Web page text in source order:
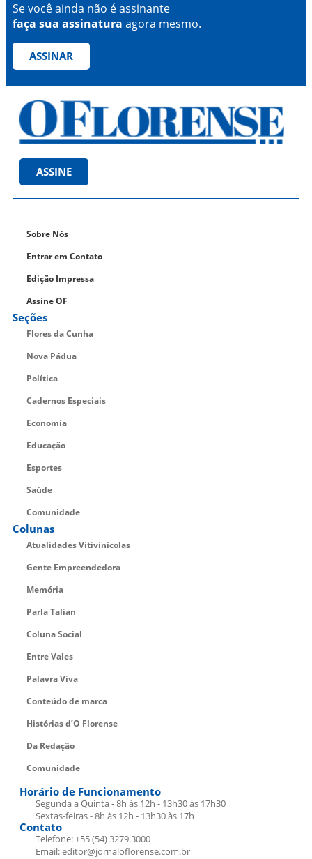
Se você ainda não é assinante
faça sua assinatura agora mesmo.
ASSINAR
ASSINE
Sobre Nós
Entrar em Contato
Edição Impressa
Assine OF
Seções
Flores da Cunha
Nova Pádua
Política
Cadernos Especiais
Economia
Educação
Esportes
Saúde
Comunidade
Colunas
Atualidades Vitivinícolas
Gente Empreendedora
Memória
Parla Talian
Coluna Social
Entre Vales
Palavra Viva
Conteúdo de marca
Histórias d’O Florense
Da Redação
Comunidade
Horário de Funcionamento
Segunda a Quinta - 8h às 12h - 13h30 às 17h30
Sextas-feiras - 8h às 12h - 13h30 às 17h
Contato
Telefone: +55 (54) 3279.3000
Email: editor@jornaloflorense.com.br